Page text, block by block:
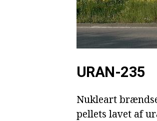
URAN-235
Nukleart
pellets lavet af